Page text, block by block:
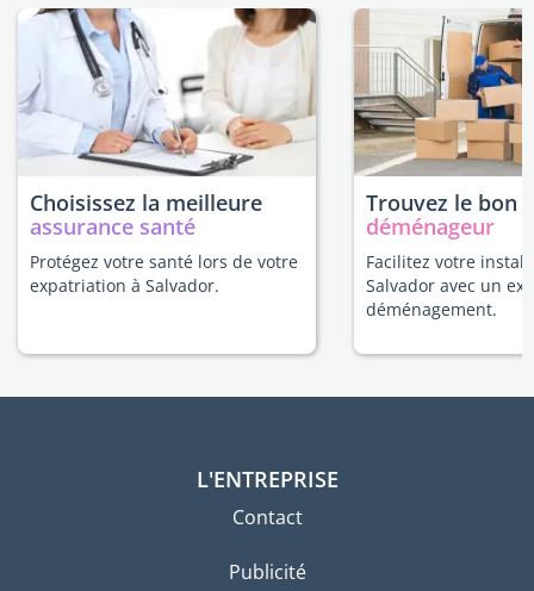
Choisissez la meilleure
assurance santé
Protégez votre santé lors de votre
expatriation à Salvador.
Trouvez le bon
déménageur
Facilitez votre
Salvador avec un
déménagement.
L'ENTREPRISE
Contact
Publicité